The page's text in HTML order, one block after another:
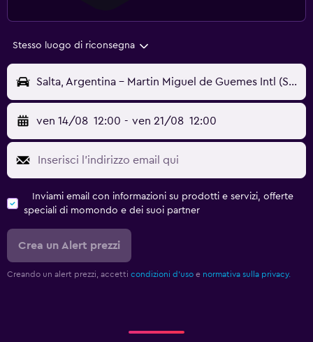
Stesso luogo di riconsegna
Salta, Argentina - Martin Miguel de Guemes Intl (SLA)
ven 14/08 12:00 - ven 21/08 12:00
Inviami email con informazioni su prodotti e servizi, offerte
speciali di momondo e dei suoi partner
Crea un Alert prezzi
Creando un alert prezzi, accetti condizioni d'uso e normativa sulla privacy.